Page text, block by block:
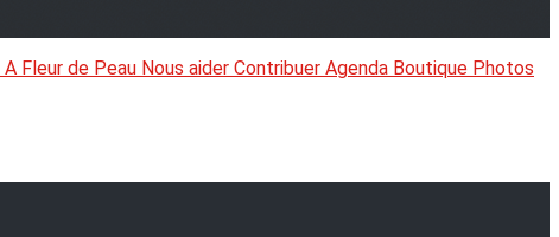
A Fleur de Peau Nous aider Contribuer Agenda Boutique Photos